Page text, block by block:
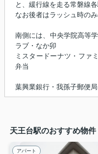
と、緩行線を走る常磐線
なお後者はラッシュ時のみ
南側には、中央学院高等
ラブ・なか卯
ミスタードーナツ・ファ
弁当
葉興業銀行・我孫子郵便局
天王台駅のおすすめ物件
アパート